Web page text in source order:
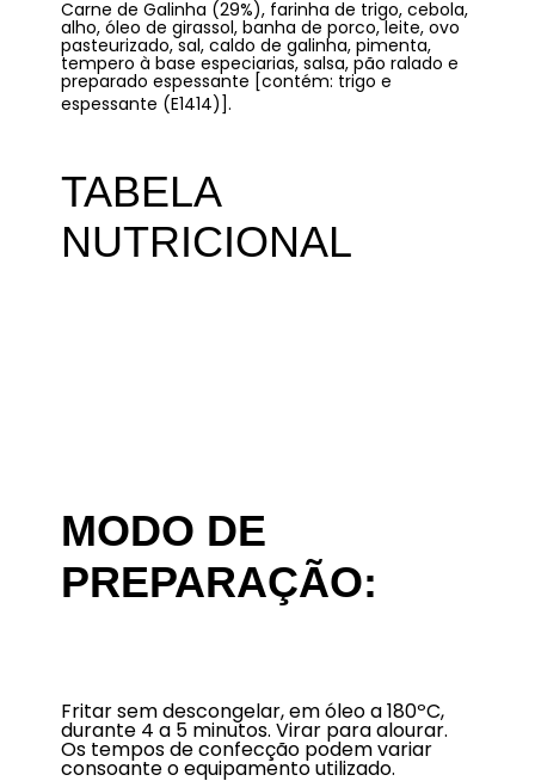
Carne de Galinha (29%), farinha de trigo, cebola,
alho, óleo de girassol, banha de porco, leite, ovo
pasteurizado, sal, caldo de galinha, pimenta,
tempero à base especiarias, salsa, pão ralado e
preparado espessante [contém: trigo e
espessante (E1414)].
TABELA
NUTRICIONAL
MODO DE
PREPARAÇÃO:
Fritar sem descongelar, em óleo a 180ºC,
durante 4 a 5 minutos. Virar para alourar.
Os tempos de confecção podem variar
consoante o equipamento utilizado.